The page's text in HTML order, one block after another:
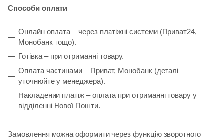
Способи оплати
Онлайн оплата – через платіжні системи (Приват24,
Монобанк тощо).
Готівка – при отриманні товару.
Оплата частинами – Приват, Монобанк (деталі
уточнюйте у менеджера).
Накладений платіж – оплата при отриманні товару у
відділенні Нової Пошти.
Замовлення можна оформити через функцію зворотного